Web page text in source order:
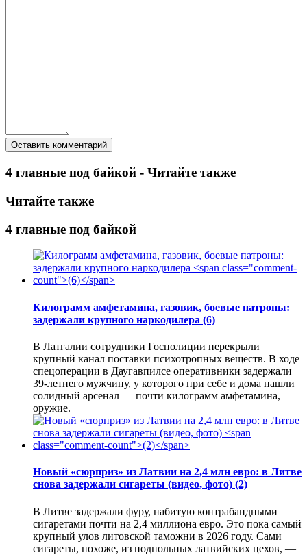
4 главные под байкой - Читайте также
Читайте также
4 главные под байкой
Килограмм амфетамина, газовик, боевые патроны:
задержали крупного наркодилера (6)
В Латгалии сотрудники Госполиции перекрыли
крупный канал поставки психотропных веществ. В ходе
спецоперации в Даугавпилсе оперативники задержали
39-летнего мужчину, у которого при себе и дома нашли
солидный арсенал — почти килограмм амфетамина,
оружие.
Новый «сюрприз» из Латвии на 2,4 млн евро: в Литве
снова задержали сигареты (видео, фото) (2)
В Литве задержали фуру, набитую контрабандными
сигаретами почти на 2,4 миллиона евро. Это пока самый
крупный улов литовской таможни в 2026 году. Сами
сигареты, похоже, из подпольных латвийских цехов, —